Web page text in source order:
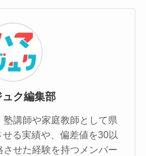
ク編集部
講師や家庭教師として県
る実績や、偏差値を30以
させた経験を持つメンバー